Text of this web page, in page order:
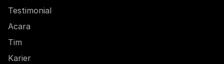
Testimonial
Acara
Tim
Karier